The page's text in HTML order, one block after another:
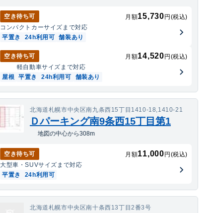
空き待ち可 月額15,730 円(税込)
コンパクトカーサイズまで対応
平置き
24h利用可 舗装あり
空き待ち可 月額14,520 円(税込)
軽自動車サイズまで対応
屋根 平置き 24h利用可 舗装あり
北海道札幌市中央区南九条西15丁目1410-18,1410-21
Ｄパーキング南9条西15丁目第1
地図の中心から308m
空き待ち可 月額11,000 円(税込)
大型車・SUVサイズまで対応
平置き
24h利用可
北海道札幌市中央区南十条西13丁目2番3号